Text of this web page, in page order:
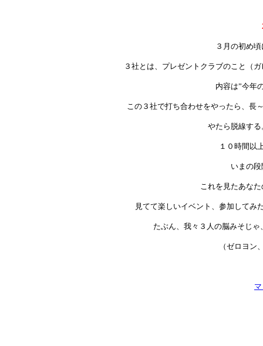
３月の初め
３社とは、プレゼントクラブのこと（
内容は”今年
この３社で打ち合わせをやったら、長
やたら脱線す
１０時間以
いまの
これを見たあな
見てて楽しいイベント、参加してみ
たぶん、我々３人の脳みそじ
（ゼロヨン